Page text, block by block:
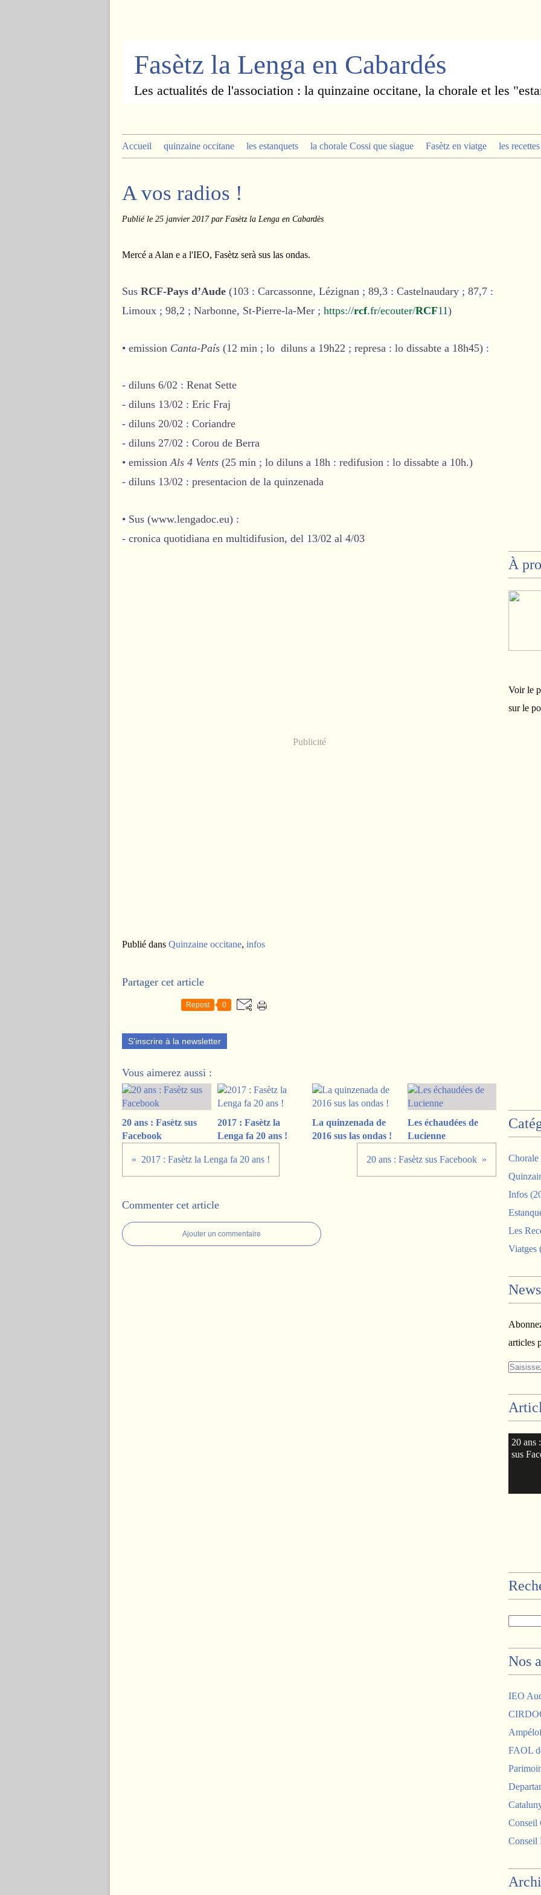
Fasètz la Lenga en Cabardés
Les actualités de l'association : la quinzaine occitane, la chorale et les
Accueil quinzaine occitane les estanquets la chorale Cossi que siague Fasètz en viatge les
A vos radios !
Publié le 25 janvier 2017par Fasètz la Lenga en Cabardès
Mercé a Alan e a l'IEO, Fasètz serà sus las ondas.
Sus RCF-Pays d’Aude (103 : Carcassonne, Lézignan ; 89,3 : Castelnaudary ; 87,7 :
Limoux ; 98,2 ; Narbonne, St-Pierre-la-Mer ; https://rcf.fr/ecouter/RCF11)
• emission Canta-País (12 min ; lo diluns a 19h22 ; represa : lo dissabte a 18h45) :
- diluns 6/02 : Renat Sette
- diluns 13/02 : Eric Fraj
- diluns 20/02 : Coriandre
- diluns 27/02 : Corou de Berra
• emissionAls 4 Vents (25 min ; lo diluns a 18h : redifusion : lo dissabte a 10h.)
- diluns 13/02 : presentacion de la quinzenada
• Sus (www.lengadoc.eu) :
- cronica quotidiana en multidifusion, del 13/02 al 4/03
Publicité
Publié dans Quinzaine occitane, infos
Partager cet article
Repost 0
S'inscrire à la newsletter
Vous aimerez aussi :
20 ans : Fasètz sus
Facebook
2017 : Fasètz la
Lenga fa 20 ans !
La quinzenada de
2016 sus las ondas !
Les échaudées de
Lucienne
2017 : Fasètz la Lenga fa 20 ans ! 20 ans : Fasètz sus Facebook
Commenter cet article
Ajouter un commentaire
À
Voir le
sur le
Chorale
Infos
Les
Viatges
articles
20 ans
sus
Nos
IEO
FAOL
Conseil
Conseil